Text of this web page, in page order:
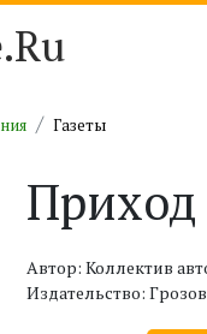
Газеты
Автор: Коллектив
Издательство: